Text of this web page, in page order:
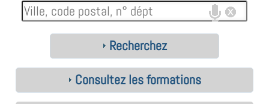
Recherchez
Consultez les formations